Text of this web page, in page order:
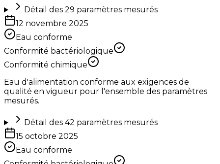
Détail des 29 paramètres mesurés
12 novembre 2025
Eau conforme
Conformité bactériologique
Conformité chimique
Eau d'alimentation conforme aux exigences de
qualité en vigueur pour l'ensemble des paramètres
mesurés.
Détail des 42 paramètres mesurés
15 octobre 2025
Eau conforme